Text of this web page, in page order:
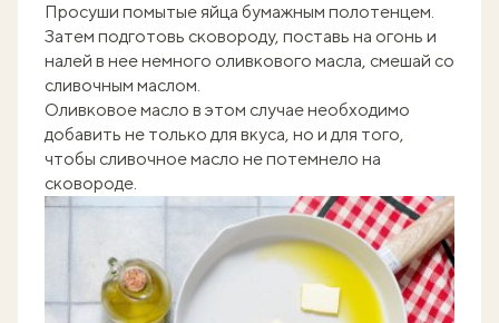
Просуши помытые яйца бумажным полотенцем.
Затем подготовь сковороду, поставь на огонь и
налей в нее немного оливкового масла, смешай со
сливочным маслом.
Оливковое масло в этом случае необходимо
добавить не только для вкуса, но и для того,
чтобы сливочное масло не потемнело на
сковороде.